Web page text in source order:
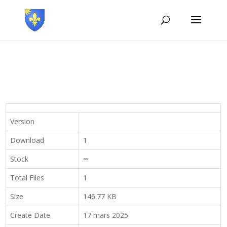
Version
Download
1
Stock
∞
Total Files
1
Size
146.77 KB
Create Date
17 mars 2025